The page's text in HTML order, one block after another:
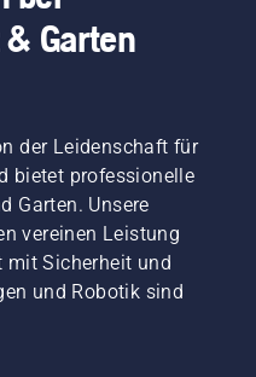
Garten
der Leidenschaft für
bietet professionelle
Garten. Unsere
vereinen Leistung
mit Sicherheit und
und Robotik sind